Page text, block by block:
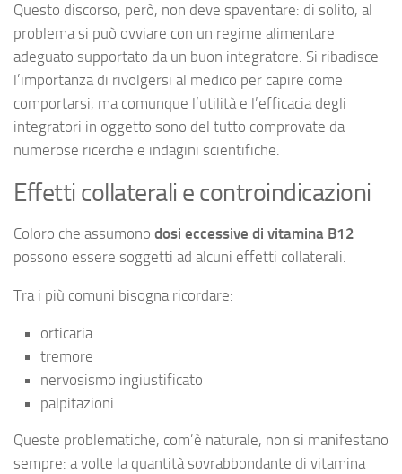
Questo discorso, però, non deve spaventare: di solito, al
problema si può ovviare con un regime alimentare
adeguato supportato da un buon integratore. Si ribadisce
l’importanza di rivolgersi al medico per capire come
comportarsi, ma comunque l’utilità e l’efficacia degli
integratori in oggetto sono del tutto comprovate da
numerose ricerche e indagini scientifiche.
Effetti collaterali e controindicazioni
Coloro che assumono dosi eccessive di vitamina B12
possono essere soggetti ad alcuni effetti collaterali.
Tra i più comuni bisogna ricordare:
orticaria
tremore
nervosismo ingiustificato
palpitazioni
Queste problematiche, com’è naturale, non si manifestano
sempre: a volte la quantità sovrabbondante di vitamina